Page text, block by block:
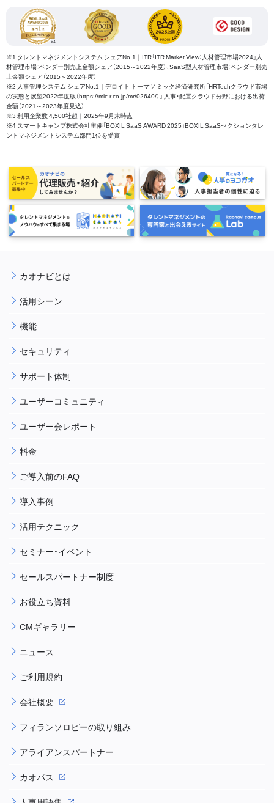
※1 タレントマネジメントシステム シェアNo.1｜ITR「ITR Market View：人材管理市場2024」人
材管理市場：ベンダー別売上金額シェア（2015～2022年度）、SaaS型人材管理市場：ベンダー別売
上金額シェア（2015～2022年度）
※2 人事管理システム シェアNo.1｜デロイト トーマツ ミック経済研究所「HRTechクラウド市場
の実態と展望2022年度版（https://mic-r.co.jp/mr/02640/）」 人事・配置クラウド分野における出荷
金額（2021～2023年度見込）
※3 利用企業数 4,500社超｜2025年9月末時点
※4 スマートキャンプ株式会社主催「BOXIL SaaS AWARD 2025」BOXIL SaaSセクションタレ
ントマネジメントシステム部門1位を受賞
カオナビとは
活用シーン
機能
セキュリティ
サポート体制
ユーザーコミュニティ
ユーザー会レポート
料金
ご導入前のFAQ
導入事例
活用テクニック
セミナー・イベント
セールスパートナー制度
お役立ち資料
CMギャラリー
ニュース
ご利用規約
会社概要
フィランソロピーの取り組み
アライアンスパートナー
カオパス